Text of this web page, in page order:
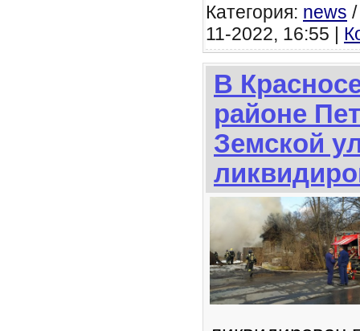
Категория: news
11-2022, 16:55 |
В
районе
Земской